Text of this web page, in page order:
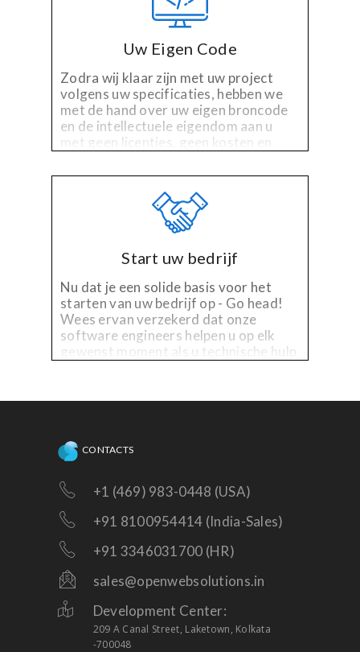
Uw Eigen Code
Zodra wij klaar zijn met uw project
volgens uw specificaties, hebben we
met de hand over uw eigen broncode
en de intellectuele eigendom aan u
met geen licenties, geen kosten en
Start uw bedrijf
Nu dat je een solide basis voor het
starten van uw bedrijf op - Go head!
Wees ervan verzekerd dat onze
software engineers helpen u op elk
gewenst moment als u technische hulp
CONTACTS
+1 (469) 983-0448 (USA)
+91 8100954414 (India-Sales)
+91 3346031700 (HR)
sales@openwebsolutions.in
Development Center:
209 A Canal Street, Laketown, Kolkata
-700048